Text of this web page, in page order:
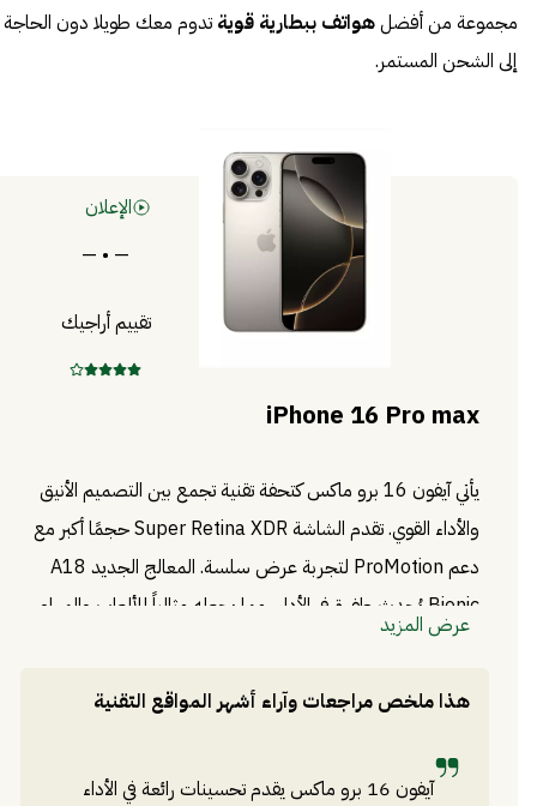
مجموعة من أفضلهواتف ببطارية قوية تدوم معك طويلا دون الحاجة
إلى الشحن المستمر.
الإعلان
— • —
تقييم أراجيك
iPhone 16 Pro max
يأتي آيفون 16 برو ماكس كتحفة تقنية تجمع بين التصميم الأنيق
والأداء القوي. تقدم الشاشة Super Retina XDR حجمًا أكبر مع
دعم ProMotion لتجربة عرض سلسة. المعالج الجديد A18
Bionic يُحدث طفرة في الأداء، مما يجعله مثالياً للألعاب والمهام
المتعددة. الكاميرات تطورت بشكل كبير مع ميزة التصوير الليلي
الاحترافية أسهل من أي وقت مضى.
عرض المزيد
هذا ملخص مراجعات وآراء أشهر المواقع التقنية
آيفون 16 برو ماكس يقدم تحسينات رائعة في الأداء